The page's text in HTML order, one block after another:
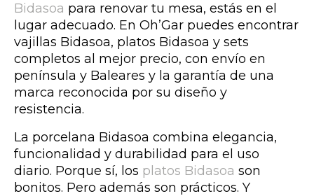
Bidasoa para renovar tu mesa, estás en el
lugar adecuado. En Oh’Gar puedes encontrar
vajillas Bidasoa, platos Bidasoa y sets
completos al mejor precio, con envío en
península y Baleares y la garantía de una
marca reconocida por su diseño y
resistencia.
La porcelana Bidasoa combina elegancia,
funcionalidad y durabilidad para el uso
diario. Porque sí, los platos Bidasoa son
bonitos. Pero además son prácticos. Y